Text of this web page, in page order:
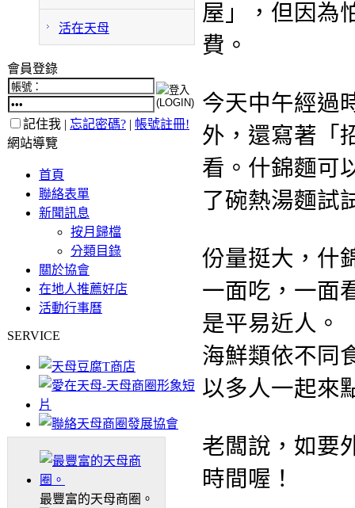
活在天母
會員登錄
記住我 | 忘記密碼? | 帳號註冊!
網站導覽
首頁
聯絡表單
新聞訊息
按月歸檔
分類目錄
關於協會
在地人推薦好店
活動行事曆
SERVICE
最豐富的天母商圈。
屋」，但因為
費。
今天中午經過
外，還寫著「
看。什錦麵可
了碗熱湯麵試
份量挺大，什
一面吃，一面
是平易近人。
海鮮類依不同
以多人一起來
老闆說，如要
時間喔！